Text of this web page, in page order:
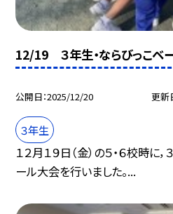
12/19 ３年生・ならびっこベ
公開日 2025/12/20 更新
３年生
１２月１９日（金）の５・６校時に
ール大会を行いました。...